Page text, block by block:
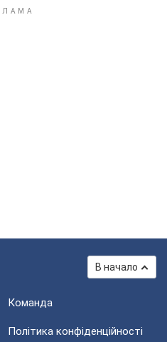
В начало
Команда
Політика конфіденційності